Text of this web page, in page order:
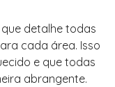
detalhe todas
cada área. Isso
e que todas
abrangente.